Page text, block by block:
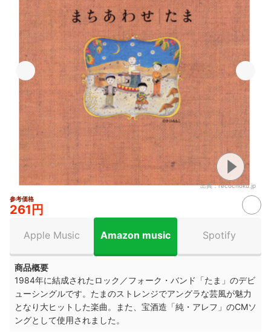
出典：recochoku.jp
参考価格
261円
Apple Music Amazon music Spotify
商品概要
1984年に結成されたロック／フォーク・バンド「たま」のデビ
ューシングルです。たまのストレンジでアングラな芸風が魅力
となり大ヒットした楽曲。また、宝酒造「純・アレフ」のCMソ
ングとして使用されました。